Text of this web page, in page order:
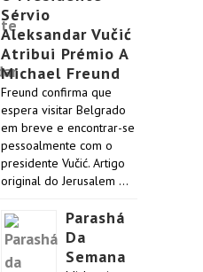
Sérvio
Aleksandar Vučić
Atribui Prémio A
Michael Freund
Freund confirma que
espera visitar Belgrado
em breve e encontrar-se
pessoalmente com o
presidente Vučić. Artigo
original do Jerusalem …
Parashá
Da
Semana